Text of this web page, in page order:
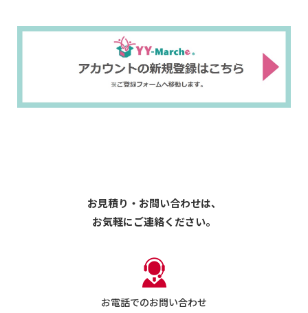
お見積り・お問い合わせは、
お気軽にご連絡ください。
お電話でのお問い合わせ